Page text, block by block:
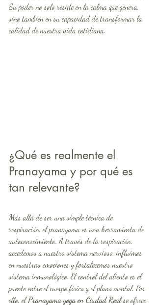
Su poder no solo reside en la calma que genera,
sino también en su capacidad de transformar la
calidad de nuestra vida cotidiana.
¿Qué es realmente el
Pranayama y por qué es
tan relevante?
Más allá de ser una simple técnica de
respiración, el pranayama es una herramienta de
autoconocimiento. A través de la respiración,
accedemos a nuestro sistema nervioso, influimos
en nuestras emociones y fortalecemos nuestro
sistema inmunológico. El control del aliento es el
puente entre el cuerpo físico y el plano mental. Por
ello, el Pranayama yoga en Ciudad Real se ofrece